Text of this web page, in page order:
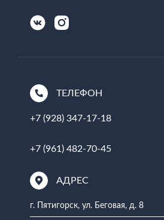
ТЕЛЕФОН
+7 (928) 347-17-18
+7 (961) 482-70-45
АДРЕС
г. Пятигорск, ул. Беговая, д. 8